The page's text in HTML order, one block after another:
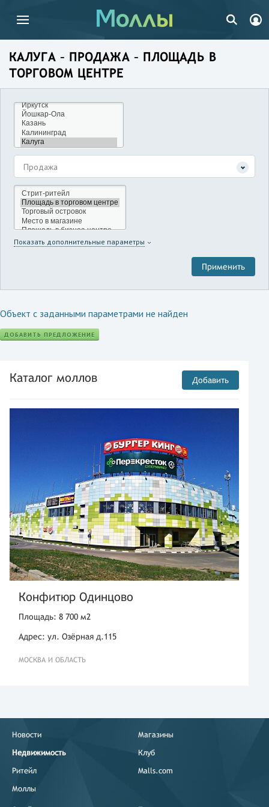
КАЛУГА – ПРОДАЖА – ПЛОЩАДЬ В
ТОРГОВОМ ЦЕНТРЕ
Продажа
Показать дополнительные параметры
Объект с заданными параметрами не найден
ДОБАВИТЬ ПРЕДЛОЖЕНИЕ
Каталог моллов Добавить
Конфитюр Одинцово
Площадь: 8 700 м2
Адрес: ул. Озёрная д.115
МОСКВА И ОБЛАСТЬ
Новости
Недвижимость
Ритейл
Моллы
Магазины
Клуб
Malls.com